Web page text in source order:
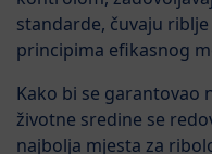
standarde, čuvaju
principima efikasnog
Kako bi se garantovao
životne sredine se
najbolja mjesta za